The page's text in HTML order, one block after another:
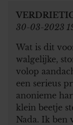
30-03-2023
Wat is dit
walgelijke,
volop
een serieus
anonieme
klein beetje
Nada. Ik ben